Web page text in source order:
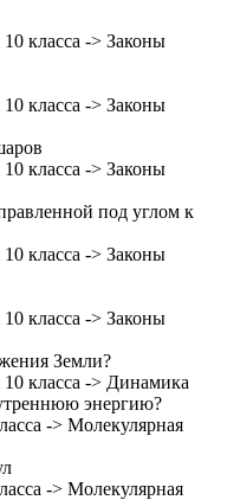
класса -> Законы
класса -> Законы
класса -> Законы
под углом к
класса -> Законы
класса -> Законы
Земли?
класса -> Динамика
энергию?
-> Молекулярная
-> Молекулярная